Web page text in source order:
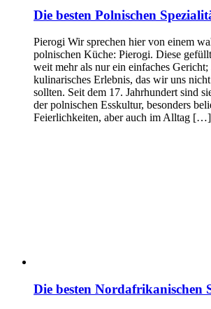
Die besten Polnischen
Pierogi Wir sprechen hier von einem
polnischen Küche: Pierogi. Diese
weit mehr als nur ein einfaches Gericht;
kulinarisches Erlebnis, das wir uns nicht
sollten. Seit dem 17. Jahrhundert sind
der polnischen Esskultur, besonders
Feierlichkeiten, aber auch im Alltag […]
Die besten Nordafrikanischen